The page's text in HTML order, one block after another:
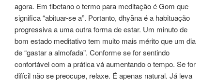
agora. Em tibetano o termo para meditação é Gom que
significa “abituar-se a”. Portanto, dhyāna é a habituação
progressiva a uma outra forma de estar. Um minuto de
bom estado meditativo tem muito mais mérito que um dia
de “gastar a almofada”. Conforme se for sentindo
confortável com a prática vá aumentando o tempo. Se for
difícil não se preocupe, relaxe. É apenas natural. Já leva